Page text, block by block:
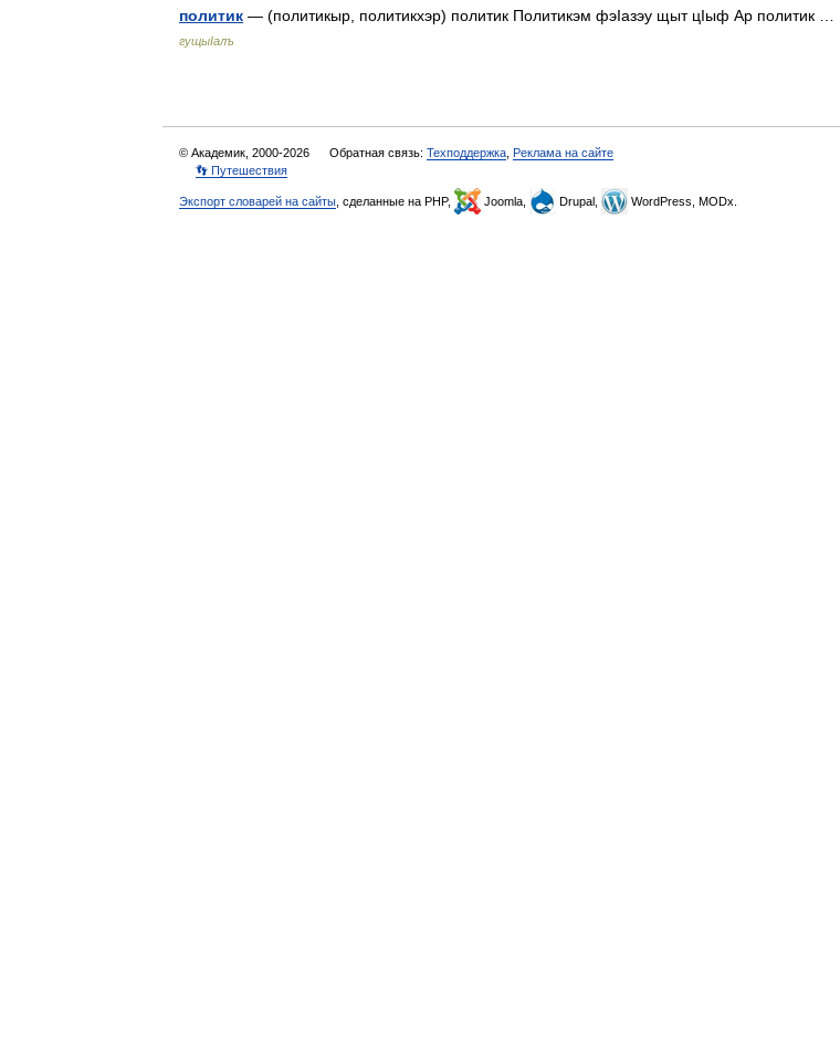
политик — (политикыр, политикхэр) политик Политикэм фэIазэу щыт цIыф Ар политик …
гущыIалъ
© Академик, 2000-2026 Обратная связь: Техподдержка Реклама на сайте
👣 Путешествия
Экспорт словарей на сайты , сделанные на PHP, Joomla, Drupal, WordPress, MODx.